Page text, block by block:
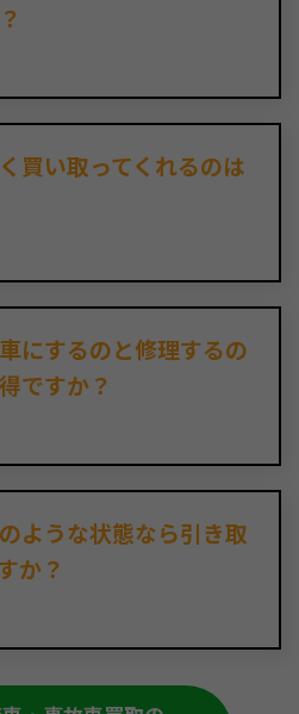
買い取ってくれるのは
にするのと修理するの
ですか？
ような状態なら引き取
か？